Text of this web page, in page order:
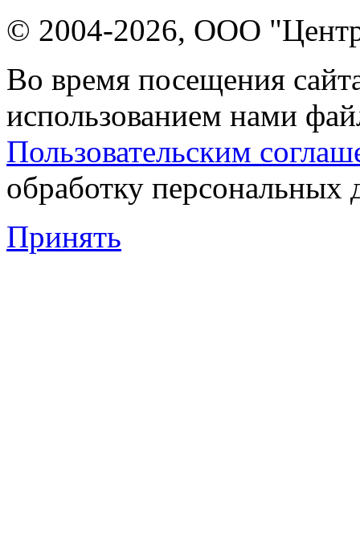
© 2004-2026, ООО "Центр
Во время посещения
использованием нами
Пользовательским
обработку персональных
Принять